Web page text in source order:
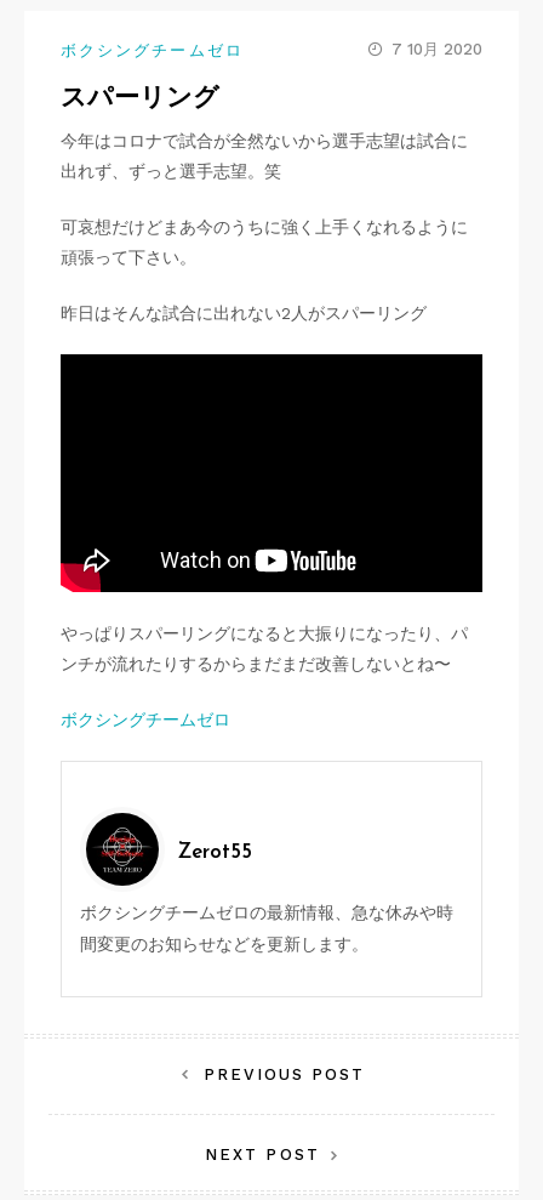
ボクシングチームゼロ 7 10月 2020
スパーリング
今年はコロナで試合が全然ないから選手志望は試合に
出れず、ずっと選手志望。笑
可哀想だけどまあ今のうちに強く上手くなれるように
頑張って下さい。
昨日はそんな試合に出れない2人がスパーリング
やっぱりスパーリングになると大振りになったり、パ
ンチが流れたりするからまだまだ改善しないとね〜
ボクシングチームゼロ
Zerot55
ボクシングチームゼロの最新情報、急な休みや時
間変更のお知らせなどを更新します。
稿
PREVIOUS POST
NEXT POST